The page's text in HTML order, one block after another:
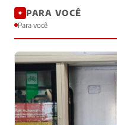
✦ PARA VOCÊ
Para você